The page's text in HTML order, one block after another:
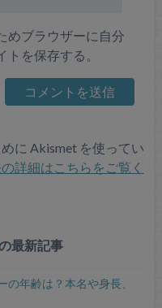
めブラウザーに自分
を保存する。
に Akismet を使ってい
詳細はこちらをご覧く
最新記事
の年齢は？本名や身長、